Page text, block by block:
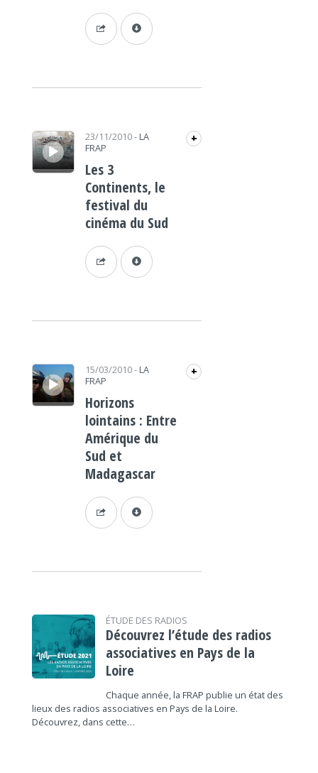
Lecteur audio 23/11/2010- LA
FRAP
+
Les 3
Continents, le
festival du
cinéma du Sud
Lecteur audio 15/03/2010- LA
FRAP
+
Horizons
lointains : Entre
Amérique du
Sud et
Madagascar
ÉTUDE DES RADIOS
Découvrez l’étude des radios
associatives en Pays de la
Loire
Chaque année, la FRAP publie un état des
lieux des radios associatives en Pays de la Loire.
Découvrez, dans cette…